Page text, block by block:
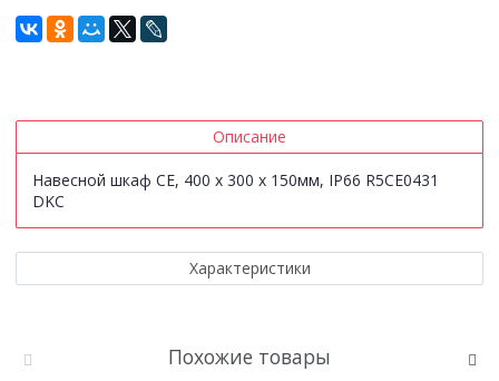
Описание
Навесной шкаф CE, 400 x 300 x 150мм, IP66 R5CE0431
DKC
Характеристики
Похожие товары